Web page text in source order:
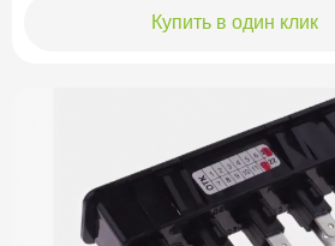
Купить в один клик